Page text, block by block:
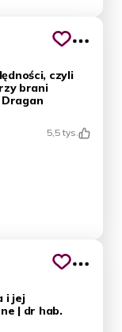
czyli
brani
5,5 tys.
i jej
| dr hab.